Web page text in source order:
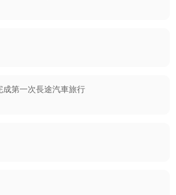
成第一次長途汽車旅行